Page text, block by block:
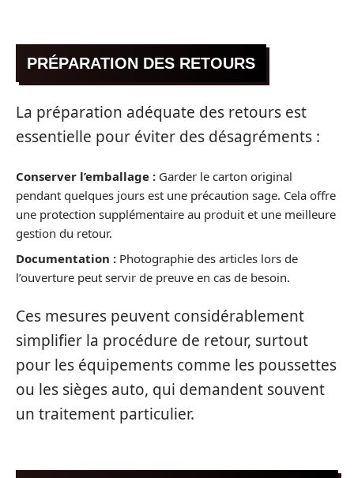
PRÉPARATION DES RETOURS
La préparation adéquate des retours est
essentielle pour éviter des désagréments :
Conserver l’emballage : Garder le carton original
pendant quelques jours est une précaution sage. Cela offre
une protection supplémentaire au produit et une meilleure
gestion du retour.
Documentation : Photographie des articles lors de
l’ouverture peut servir de preuve en cas de besoin.
Ces mesures peuvent considérablement
simplifier la procédure de retour, surtout
pour les équipements comme les poussettes
ou les sièges auto, qui demandent souvent
un traitement particulier.